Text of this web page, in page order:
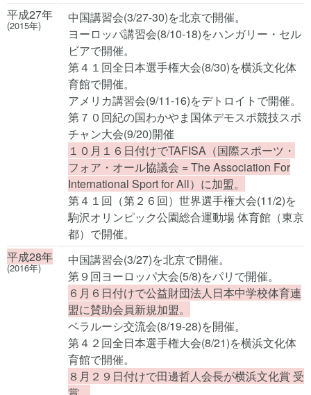
平成27年
(2015年)
中国講習会(3/27-30)を北京で開催。
ヨーロッパ講習会(8/10-18)をハンガリー・セル
ビアで開催。
第４１回全日本選手権大会(8/30)を横浜文化体
育館で開催。
アメリカ講習会(9/11-16)をデトロイトで開催。
第７０回紀の国わかやま国体デモスポ競技スポ
チャン大会(9/20)開催
１０月１６日付けでTAFISA（国際スポーツ・
フォア・オール協議会 = The Association For
International Sport for All）に加盟。
第４１回（第２６回）世界選手権大会(11/2)を
駒沢オリンピック公園総合運動場 体育館（東京
都）で開催。
平成28年
(2016年)
中国講習会(3/27)を北京で開催。
第９回ヨーロッパ大会(5/8)をパリで開催。
６月６日付けで公益財団法人日本中学校体育連
盟に賛助会員新規加盟。
ベラルーシ交流会(8/19-28)を開催。
第４２回全日本選手権大会(8/21)を横浜文化体
育館で開催。
８月２９日付けで田邊哲人会長が横浜文化賞 受